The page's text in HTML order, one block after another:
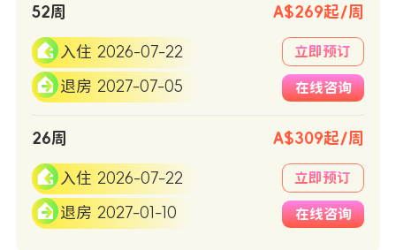
52周 A$269起/周
入住 2026-07-22
退房 2027-07-05
立即预订
在线咨询
26周 A$309起/周
入住 2026-07-22
退房 2027-01-10
立即预订
在线咨询